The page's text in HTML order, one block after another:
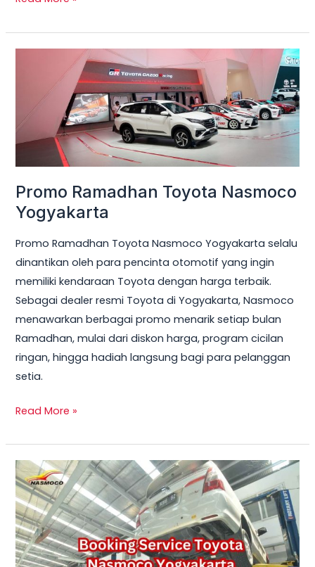
Promo Ramadhan Toyota Nasmoco
Yogyakarta
Promo Ramadhan Toyota Nasmoco Yogyakarta selalu
dinantikan oleh para pencinta otomotif yang ingin
memiliki kendaraan Toyota dengan harga terbaik.
Sebagai dealer resmi Toyota di Yogyakarta, Nasmoco
menawarkan berbagai promo menarik setiap bulan
Ramadhan, mulai dari diskon harga, program cicilan
ringan, hingga hadiah langsung bagi para pelanggan
setia.
Ramadhan
Nasmoco
Yogyakarta
Read More »
Booking
Service
Toyota
Nasmoco
Yogyakarta:
Kemudahan